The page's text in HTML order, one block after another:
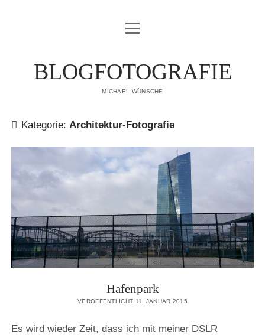
IMPRESSUM
Menü
öffnen
BLOGFOTOGRAFIE
MICHAEL WÜNSCHE
Kategorie: Architektur-Fotografie
Hafenpark
VERÖFFENTLICHT 11. JANUAR 2015
Es wird wieder Zeit, dass ich mit meiner DSLR